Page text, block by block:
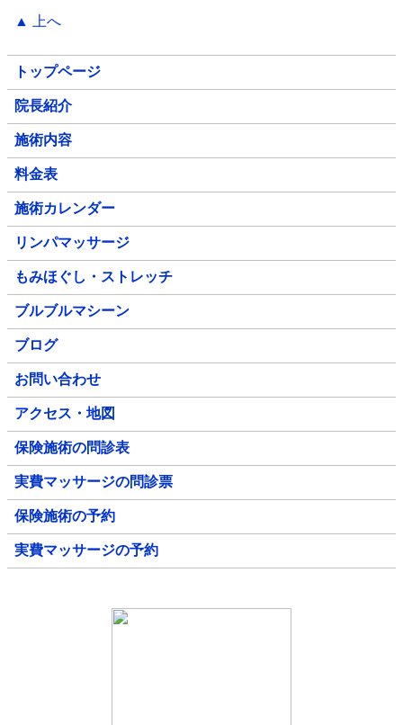
▲ 上へ
トップページ
院長紹介
施術内容
料金表
施術カレンダー
リンパマッサージ
もみほぐし・ストレッチ
ブルブルマシーン
ブログ
お問い合わせ
アクセス・地図
保険施術の問診表
実費マッサージの問診票
保険施術の予約
実費マッサージの予約